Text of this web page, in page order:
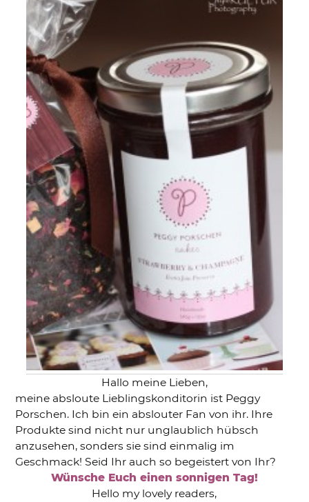
Hallo meine Lieben,
meine absloute Lieblingskonditorin ist Peggy
Porschen. Ich bin ein abslouter Fan von ihr. Ihre
Produkte sind nicht nur unglaublich hübsch
anzusehen, sonders sie sind einmalig im
Geschmack! Seid Ihr auch so begeistert von Ihr?
Wünsche Euch einen sonnigen Tag!
Hello my lovely readers,